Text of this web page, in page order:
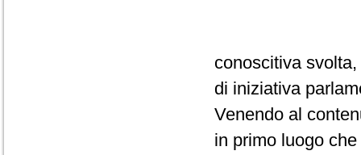
conoscitiva
di iniziativa
Venendo al
in primo luogo